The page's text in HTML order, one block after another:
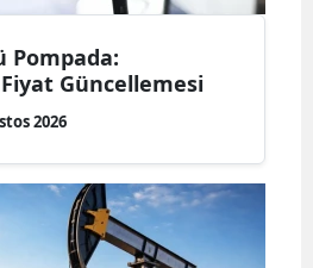
Pompada:
Güncellemesi
2026